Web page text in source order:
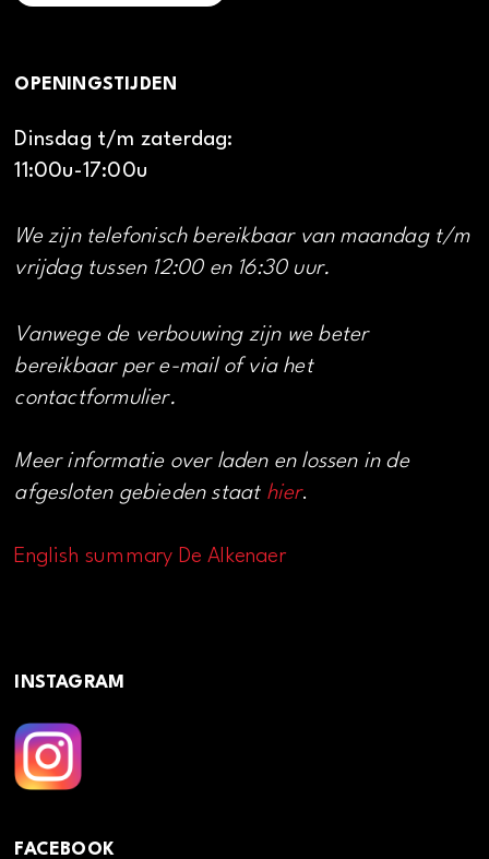
OPENINGSTIJDEN
Dinsdag t/m zaterdag:
11:00u-17:00u
We zijn telefonisch bereikbaar van maandag t/m
vrijdag tussen 12:00 en 16:30 uur.
Vanwege de verbouwing zijn we beter
bereikbaar per e-mail of via het
contactformulier.
Meer informatie over laden en lossen in de
afgesloten gebieden staat hier.
English summary De Alkenaer
INSTAGRAM
FACEBOOK